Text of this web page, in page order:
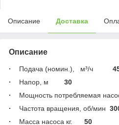
Описание Доставка
Описание
· Подача (номин.), м³/ч
·
Напор, м 30
·
Мощность потребляемая
·
Частота вращения, об/мин
·
Масса насоса кг. 50